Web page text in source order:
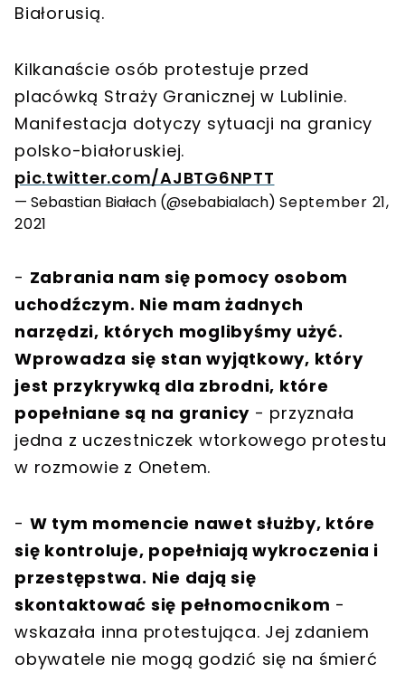
Białorusią.
Kilkanaście osób protestuje przed
placówką Straży Granicznej w Lublinie.
Manifestacja dotyczy sytuacji na granicy
polsko-białoruskiej.
pic.twitter.com/AJBTG6NPTT
— Sebastian Białach (@sebabialach) September 21,
2021
- Zabrania nam się pomocy osobom
uchodźczym. Nie mam żadnych
narzędzi, których moglibyśmy użyć.
Wprowadza się stan wyjątkowy, który
jest przykrywką dla zbrodni, które
popełniane są na granicy - przyznała
jedna z uczestniczek wtorkowego protestu
w rozmowie z Onetem.
- W tym momencie nawet służby, które
się kontroluje, popełniają wykroczenia i
przestępstwa. Nie dają się
skontaktować się pełnomocnikom -
wskazała inna protestująca. Jej zdaniem
obywatele nie mogą godzić się na śmierć